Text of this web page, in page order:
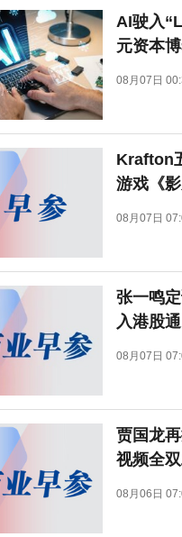
AI驶入
元资本
08月07日
Krafton
游戏《
08月07日
张一鸣
入港股
08月07日
贾国龙
视频全
08月06日